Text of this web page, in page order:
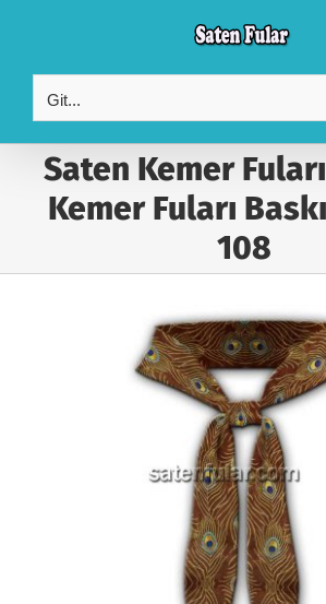
content
Git...
Saten Kemer
Kemer Fuları
108